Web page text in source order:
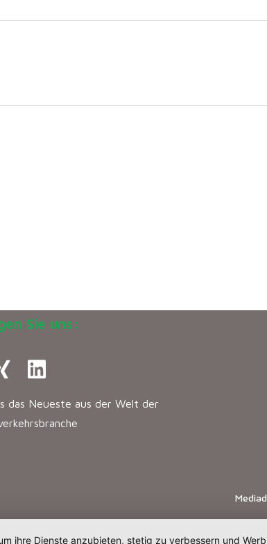
Sie uns:
das Neueste aus der Welt der
ihre Dienste anzubieten, stetig zu verbessern und